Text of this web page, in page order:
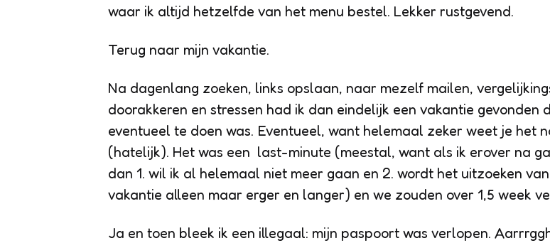
waar ik altijd hetzelfde van het menu bestel. Lekker rustgevend.
Terug naar mijn vakantie.
Na dagenlang zoeken, links opslaan, naar mezelf mailen,
doorakkeren en stressen had ik dan eindelijk een vakantie gevonden
eventueel te doen was. Eventueel, want helemaal zeker weet je het
(hatelijk). Het was een last-minute (meestal, want als ik erover na
dan 1. wil ik al helemaal niet meer gaan en 2. wordt het uitzoeken
vakantie alleen maar erger en langer) en we zouden over 1,5 week
Ja en toen bleek ik een illegaal: mijn paspoort was verlopen.